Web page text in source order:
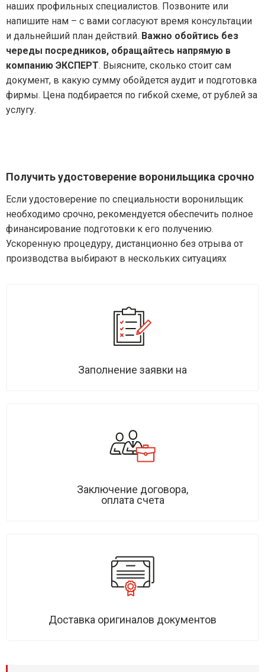
наших профильных специалистов. Позвоните или
напишите нам – с вами согласуют время консультации
и дальнейший план действий. Важно обойтись без
череды посредников, обращайтесь напрямую в
компанию ЭКСПЕРТ. Выясните, сколько стоит сам
документ, в какую сумму обойдется аудит и подготовка
фирмы. Цена подбирается по гибкой схеме, от рублей за
услугу.
Получить удостоверение воронильщика срочно
Если удостоверение по специальности воронильщик
необходимо срочно, рекомендуется обеспечить полное
финансирование подготовки к его получению.
Ускоренную процедуру, дистанционно без отрыва от
производства выбирают в нескольких ситуациях
Заполнение заявки на
Заключение договора,
оплата счета
Доставка оригиналов документов